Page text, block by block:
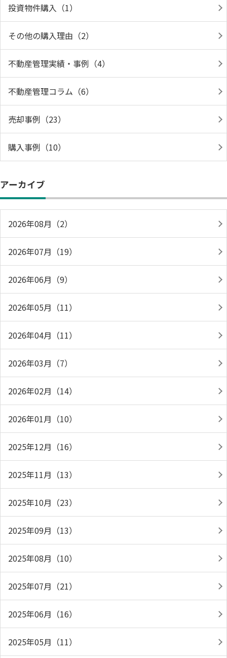
投資物件購入（1）
その他の購入理由（2）
不動産管理実績・事例（4）
不動産管理コラム（6）
売却事例（23）
購入事例（10）
アーカイブ
2026年08月（2）
2026年07月（19）
2026年06月（9）
2026年05月（11）
2026年04月（11）
2026年03月（7）
2026年02月（14）
2026年01月（10）
2025年12月（16）
2025年11月（13）
2025年10月（23）
2025年09月（13）
2025年08月（10）
2025年07月（21）
2025年06月（16）
2025年05月（11）